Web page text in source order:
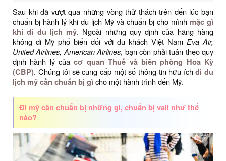
Sau khi đã vượt qua những vòng thử thách trên đến lúc bạn
chuẩn bị hành lý khi du lịch Mỹ và chuẩn bị cho mình mặc gì
khi đi du lịch mỹ. Ngoài những quy định của hãng hàng
không đi Mỹ phổ biến đối với du khách Việt NamEva Air,
United Airlines, American Airlines, bạn còn phải tuân theo quy
định hành lý củacơ quan Thuế và biên phòng Hoa Kỳ
(CBP). Chúng tôi sẽ cung cấp một số thông tin hữu íchđi du
lịch mỹ cần chuẩn bị gì cho một hành trình đến Mỹ.
Đi mỹ cần chuẩn bị những gì, chuẩn bị vali như thế
nào?